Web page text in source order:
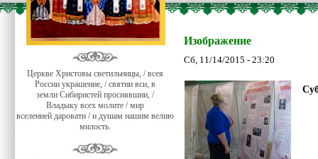
Церкве Христовы светильницы, / всея
России украшение, / святии вси, в
земли Сибиристей просиявшии, /
Владыку всех молите / мир
вселенней даровати / и душам нашим велию
милость.
Изображение
Сб, 11/14/2015 - 23:20